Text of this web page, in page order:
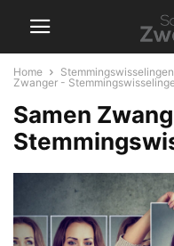
Home
Zwanger -
Samen